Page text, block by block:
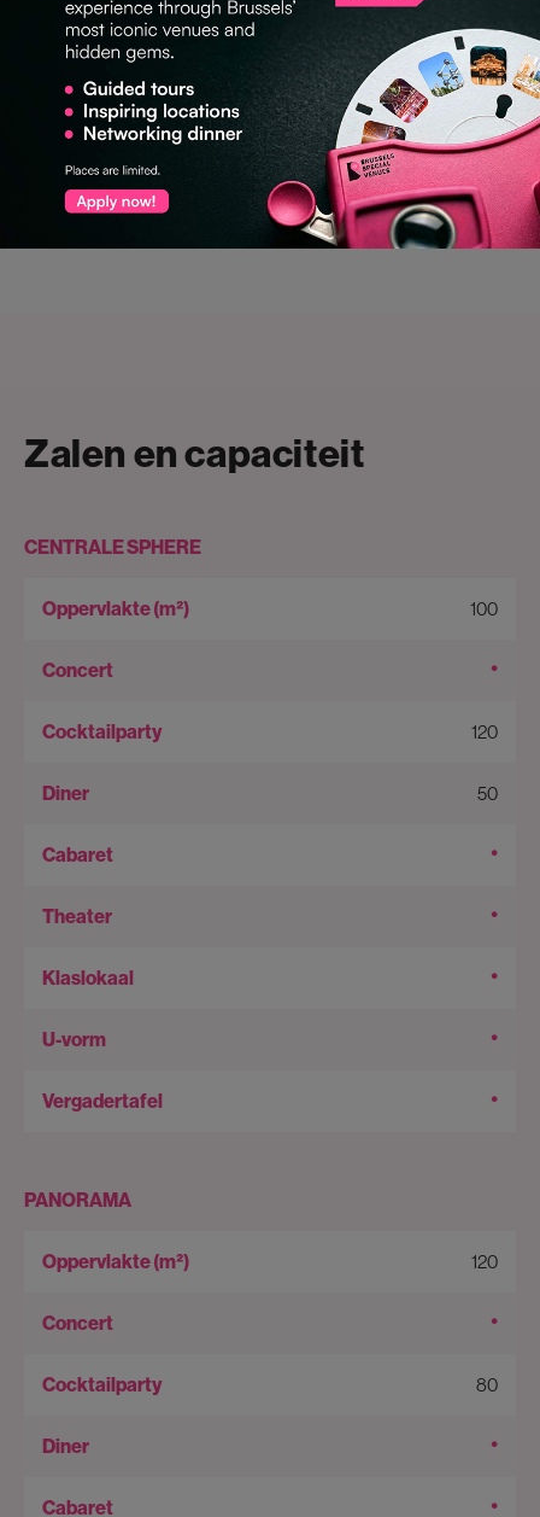
ONGEWONE SEMINARIELOCATIES
PRODUCTLANCERINGEN
RECEPTIE | CEREMONIE | GALA
TEAMBUILDING
Zalen en capaciteit
CENTRALE SPHERE
100
•
120
50
•
•
•
•
•
PANORAMA
120
•
80
•
•